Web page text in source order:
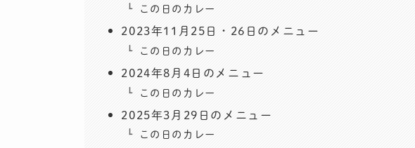
この日のカレー
2023年11月25日・26日のメニュー
この日のカレー
2024年8月4日のメニュー
この日のカレー
2025年3月29日のメニュー
この日のカレー